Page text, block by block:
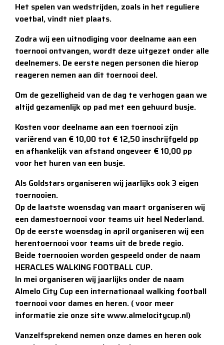
Het spelen van wedstrijden, zoals in het reguliere
voetbal, vindt niet plaats.
Zodra wij een uitnodiging voor deelname aan een
toernooi ontvangen, wordt deze uitgezet onder alle
deelnemers. De eerste negen personen die hierop
reageren nemen aan dit toernooi deel.
Om de gezelligheid van de dag te verhogen gaan we
altijd gezamenlijk op pad met een gehuurd busje.
Kosten voor deelname aan een toernooi zijn
variërend van € 10,00 tot € 12,50 inschrijfgeld pp
en afhankelijk van afstand ongeveer € 10,00 pp
voor het huren van een busje.
Als Goldstars organiseren wij jaarlijks ook 3 eigen
toernooien.
Op de laatste woensdag van maart organiseren wij
een damestoernooi voor teams uit heel Nederland.
Op de eerste woensdag in april organiseren wij een
herentoernooi voor teams uit de brede regio.
Beide toernooien worden gespeeld onder de naam
HERACLES WALKING FOOTBALL CUP.
In mei organiseren wij jaarlijks onder de naam
Almelo City Cup een internationaal walking football
toernooi voor dames en heren. ( voor meer
informatie zie onze site www.almelocitycup.nl)
Vanzelfsprekend nemen onze dames en heren ook